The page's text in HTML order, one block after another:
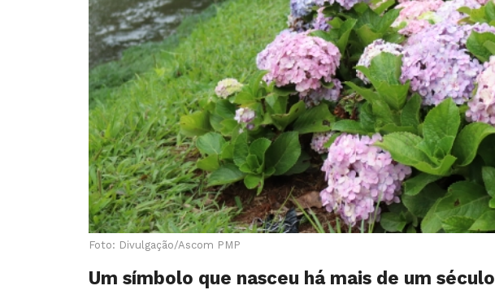
Foto: Divulgação/Ascom PMP
Um símbolo que nasceu há mais de um século